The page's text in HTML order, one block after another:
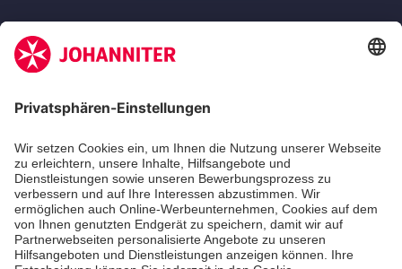
Zertifizierung der Johanniter-Unfall-Hilfe e.V.
Die Johanniter GmbH führt das Spendenzertifikat
des Deutschen Spendenrats e.V.